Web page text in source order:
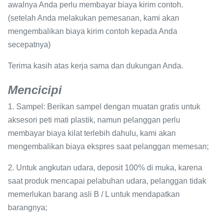
awalnya Anda perlu membayar biaya kirim contoh.
(setelah Anda melakukan pemesanan, kami akan
mengembalikan biaya kirim contoh kepada Anda
secepatnya)
Terima kasih atas kerja sama dan dukungan Anda.
Mencicipi
1. Sampel: Berikan sampel dengan muatan gratis untuk
aksesori peti mati plastik, namun pelanggan perlu
membayar biaya kilat terlebih dahulu, kami akan
mengembalikan biaya ekspres saat pelanggan memesan;
2. Untuk angkutan udara, deposit 100% di muka, karena
saat produk mencapai pelabuhan udara, pelanggan tidak
memerlukan barang asli B / L untuk mendapatkan
barangnya;